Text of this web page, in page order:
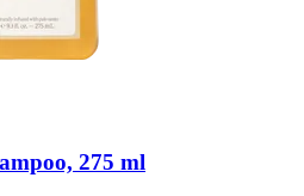
275 ml